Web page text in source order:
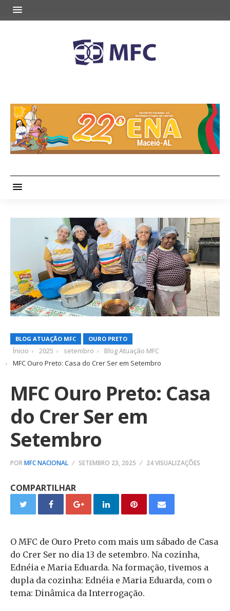
BLOG ATUAÇÃO MFC OURO PRETO
Ínicio 2025 setembro
Blog Atuação MFC
MFC Ouro Preto: Casa do Crer Ser em Setembro
MFC Ouro Preto: Casa
do Crer Ser em
Setembro
PORMFC NACIONAL SETEMBRO 23, 2025 24 VISUALIZAÇÕES
COMPARTILHAR
O MFC de Ouro Preto com mais um sábado de Casa
do Crer Ser no dia 13 de setembro. Na cozinha,
Ednéia e Maria Eduarda. Na formação, tivemos a
dupla da cozinha: Ednéia e Maria Eduarda, com o
tema: Dinâmica da Interrogação.